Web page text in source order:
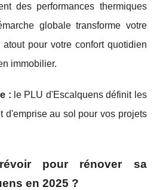
des performances thermiques
globale transforme votre
pour votre confort quotidien
immobilier.
: le PLU d'Escalquens définit les
d'emprise au sol pour vos projets
pour rénover sa
en 2025 ?